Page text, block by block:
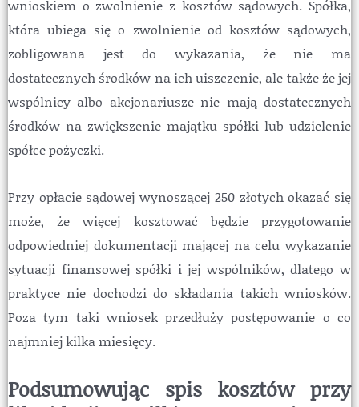
wnioskiem o zwolnienie z kosztów sądowych. Spółka,
która ubiega się o zwolnienie od kosztów sądowych,
zobligowana jest do wykazania, że nie ma
dostatecznych środków na ich uiszczenie, ale także że jej
wspólnicy albo akcjonariusze nie mają dostatecznych
środków na zwiększenie majątku spółki lub udzielenie
spółce pożyczki.
Przy opłacie sądowej wynoszącej 250 złotych okazać się
może, że więcej kosztować będzie przygotowanie
odpowiedniej dokumentacji mającej na celu wykazanie
sytuacji finansowej spółki i jej wspólników, dlatego w
praktyce nie dochodzi do składania takich wniosków.
Poza tym taki wniosek przedłuży postępowanie o co
najmniej kilka miesięcy.
Podsumowując spis kosztów przy